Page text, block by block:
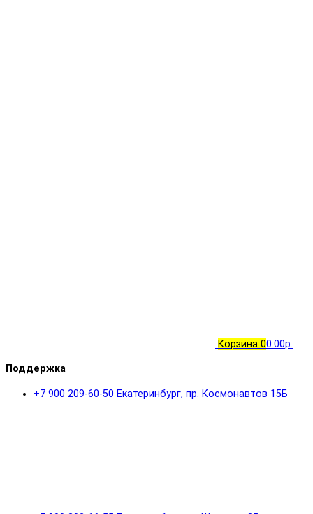
Корзина 00.00р.
Поддержка
+7 900 209-60-50 Екатеринбург, пр. Космонавтов 15Б